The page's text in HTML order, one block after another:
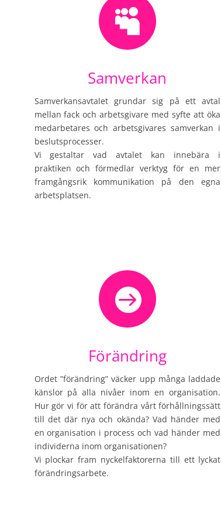

Samverkan
Samverkansavtalet grundar sig på ett avtal
mellan fack och arbetsgivare med syfte att öka
medarbetares och arbetsgivares samverkan i
beslutsprocesser.
Vi gestaltar vad avtalet kan innebära i
praktiken och förmedlar verktyg för en mer
framgångsrik kommunikation på den egna
arbetsplatsen.

Förändring
Ordet ”förändring” väcker upp många laddade
känslor på alla nivåer inom en organisation.
Hur gör vi för att förändra vårt förhållningssätt
till det där nya och okända? Vad händer med
en organisation i process och vad händer med
individerna inom organisationen?
Vi plockar fram nyckelfaktorerna till ett lyckat
förändringsarbete.